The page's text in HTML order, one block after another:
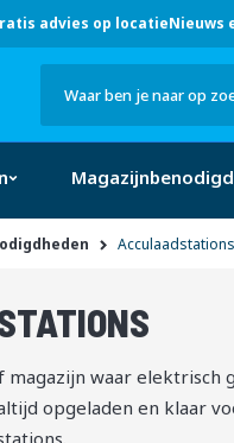
advies op locatieNieuws
Zoek
Acculaadstations
waar elektrisch
opgeladen en klaar